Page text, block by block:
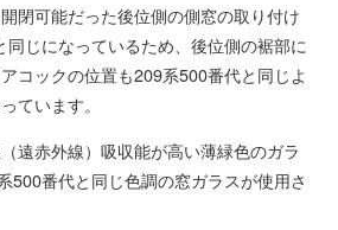
閉可能だった後位側の側窓の取り付け
じになっているため、後位側の裾部に
コックの位置も209系500番代と同じよ
ています。
遠赤外線）吸収能が高い薄緑色のガラ
500番代と同じ色調の窓ガラスが使用さ